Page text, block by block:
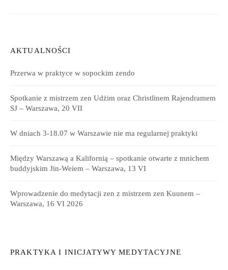
AKTUALNOŚCI
Przerwa w praktyce w sopockim zendo
Spotkanie z mistrzem zen Udżim oraz Christlinem Rajendramem
SJ – Warszawa, 20 VII
W dniach 3-18.07 w Warszawie nie ma regularnej praktyki
Między Warszawą a Kalifornią – spotkanie otwarte z mnichem
buddyjskim Jin-Weiem – Warszawa, 13 VI
Wprowadzenie do medytacji zen z mistrzem zen Kuunem –
Warszawa, 16 VI 2026
PRAKTYKA I INICJATYWY MEDYTACYJNE